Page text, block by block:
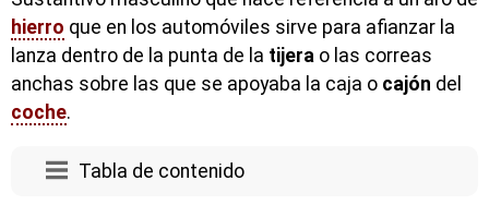
hierro que en los automóviles sirve para afianzar la
lanza dentro de la punta de la tijera o las correas
anchas sobre las que se apoyaba la caja o cajón del
coche.
Tabla de contenido